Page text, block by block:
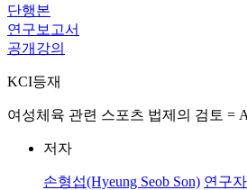
단행본
연구보고서
공개강의
KCI등재
여성체육 관련 스포츠 법제의 검토 = A
저자
손형섭(Hyeung Seob Son) 연구